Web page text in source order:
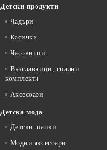
Детски продукти
Чадъри
Касички
Часовници
Възглавници, спални
комплекти
Аксесоари
Детска мода
Детски шапки
Модни аксесоари